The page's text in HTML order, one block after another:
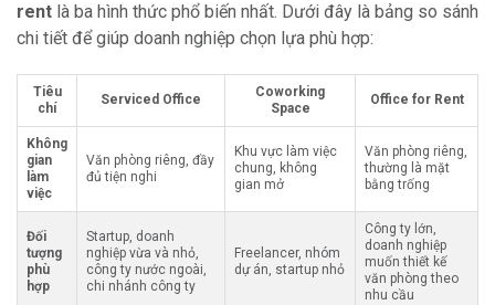
rent là ba hình thức phổ biến nhất. Dưới đây là bảng so sánh
chi tiết để giúp doanh nghiệp chọn lựa phù hợp:
Tiêu
chí
Serviced Office
Coworking
Space
Office for Rent
Không
gian
làm
việc
Văn phòng riêng, đầy
đủ tiện nghi
Khu vực làm việc
chung, không
gian mở
Văn phòng riêng,
thường là mặt
bằng trống
Đối
tượng
phù
hợp
Startup, doanh
nghiệp vừa và nhỏ,
công ty nước ngoài,
chi nhánh công ty
Freelancer, nhóm
dự án, startup nhỏ
Công ty lớn,
doanh nghiệp
muốn thiết kế
văn phòng theo
nhu cầu